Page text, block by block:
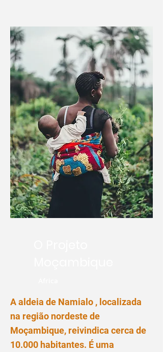
A aldeia de Namialo , localizada
na região nordeste de
Moçambique, reivindica cerca de
10.000 habitantes. É uma